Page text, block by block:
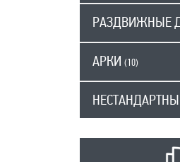
РАЗДВИЖНЫЕ
АРКИ (10)